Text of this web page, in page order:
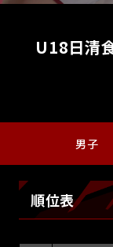
U18日清
男子
順位表